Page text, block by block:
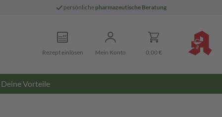
persönliche pharmazeutische Beratung
Rezept einlösen Mein Konto 0,00 €
Deine Vorteile